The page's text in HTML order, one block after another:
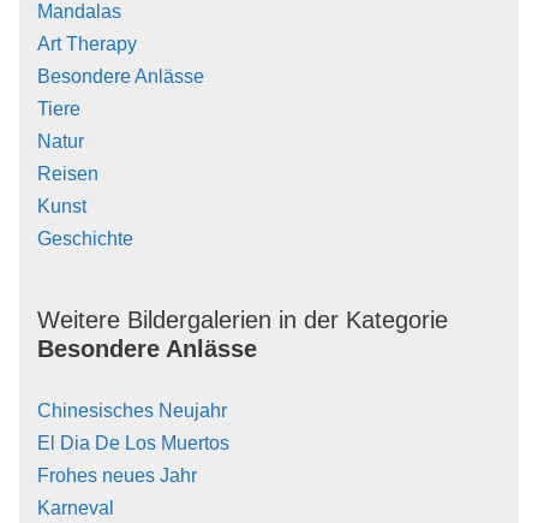
Mandalas
Art Therapy
Besondere Anlässe
Tiere
Natur
Reisen
Kunst
Geschichte
Weitere Bildergalerien in der Kategorie
Besondere Anlässe
Chinesisches Neujahr
El Dia De Los Muertos
Frohes neues Jahr
Karneval